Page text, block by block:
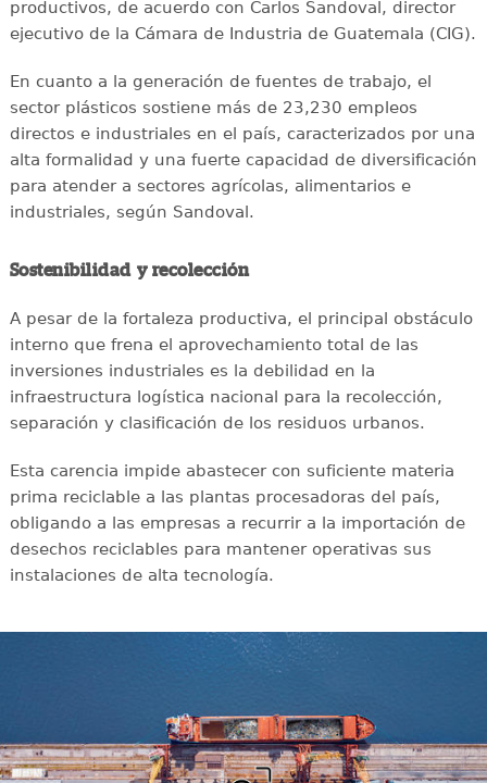
productivos, de acuerdo con Carlos Sandoval, director
ejecutivo de la Cámara de Industria de Guatemala (CIG).
En cuanto a la generación de fuentes de trabajo, el
sector plásticos sostiene más de 23,230 empleos
directos e industriales en el país, caracterizados por una
alta formalidad y una fuerte capacidad de diversificación
para atender a sectores agrícolas, alimentarios e
industriales, según Sandoval.
Sostenibilidad y recolección
A pesar de la fortaleza productiva, el principal obstáculo
interno que frena el aprovechamiento total de las
inversiones industriales es la debilidad en la
infraestructura logística nacional para la recolección,
separación y clasificación de los residuos urbanos.
Esta carencia impide abastecer con suficiente materia
prima reciclable a las plantas procesadoras del país,
obligando a las empresas a recurrir a la importación de
desechos reciclables para mantener operativas sus
instalaciones de alta tecnología.